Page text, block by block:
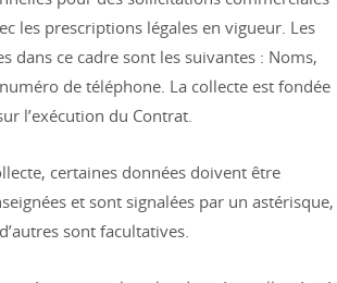
les prescriptions légales en vigueur. Les
dans ce cadre sont les suivantes : Noms,
de téléphone. La collecte est fondée
l’exécution du Contrat.
certaines données doivent être
et sont signalées par un astérisque,
d’autres sont facultatives.